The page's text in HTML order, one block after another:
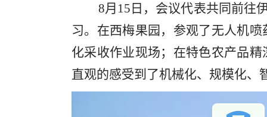
8月15日，会议代表共同前往
习。在西梅果园，参观了无人机
化采收作业现场；在特色农产品
直观的感受到了机械化、规模化、